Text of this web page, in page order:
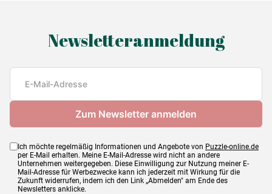
628136661478
Newsletteranmeldung
Ich möchte regelmäßig Informationen und Angebote von Puzzle-online.de
per E-Mail erhalten. Meine E-Mail-Adresse wird nicht an andere
Unternehmen weitergegeben. Diese Einwilligung zur Nutzung meiner E-
Mail-Adresse für Werbezwecke kann ich jederzeit mit Wirkung für die
Zukunft widerrufen, indem ich den Link „Abmelden" am Ende des
Newsletters anklicke.